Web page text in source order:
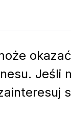
Jeśli